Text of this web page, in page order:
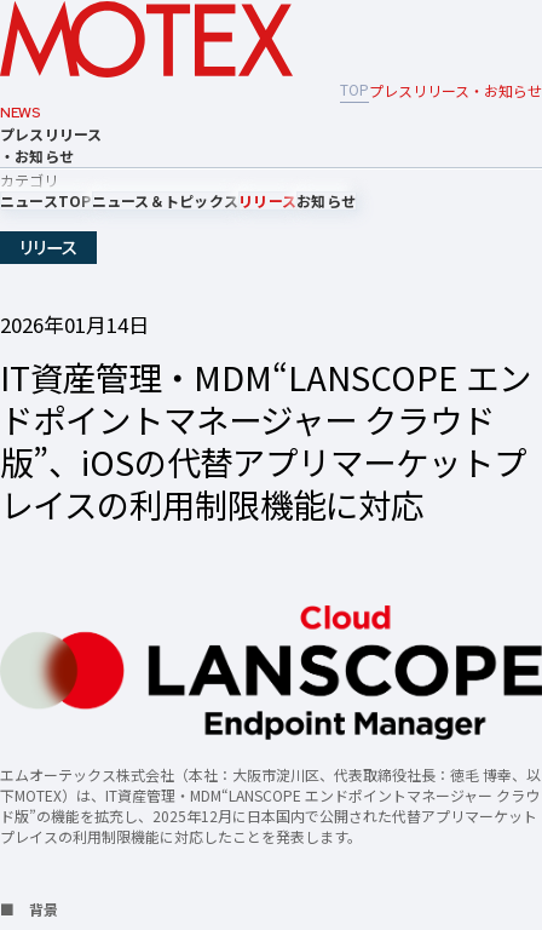
TOPプレスリリース・お知らせ
NEWS
プレスリリース
・お知らせ
カテゴリ
ニュースTOPニュース＆トピックスリリースお知らせ
リリース
2026年01月14日
IT資産管理・MDM“LANSCOPE エン
ドポイントマネージャー クラウド
版”、iOSの代替アプリマーケットプ
レイスの利用制限機能に対応
エムオーテックス株式会社（本社：大阪市淀川区、代表取締役社長：徳毛 博幸、以
下MOTEX）は、IT資産管理・MDM“LANSCOPE エンドポイントマネージャー クラウ
ド版”の機能を拡充し、2025年12月に日本国内で公開された代替アプリマーケット
プレイスの利用制限機能に対応したことを発表します。
■ 背景